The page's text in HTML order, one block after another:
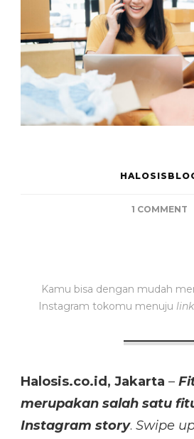
1 COMMENT
Kamu bisa dengan mudah
Instagram tokomu menuju link
Halosis.co.id, Jakarta –
merupakan salah satu
Instagram story. Swipe